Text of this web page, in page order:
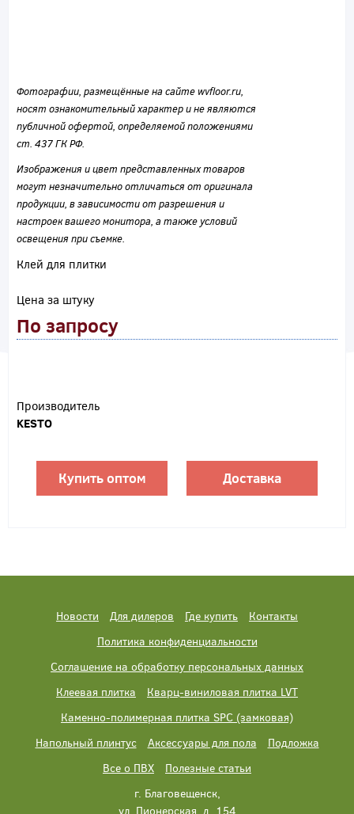
Фотографии, размещённые на сайте wvfloor.ru,
носят ознакомительный характер и не являются
публичной офертой, определяемой положениями
ст. 437 ГК РФ.
Изображения и цвет представленных товаров
могут незначительно отличаться от оригинала
продукции, в зависимости от разрешения и
настроек вашего монитора, а также условий
освещения при съемке.
Клей для плитки
Цена за штуку
По запросу
Производитель
KESTO
Купить оптом Доставка
Новости Для дилеров Где купить
Контакты
Политика конфиденциальности
Соглашение на обработку персональных данных
Клеевая плитка
Кварц-виниловая плитка LVT
Каменно-полимерная плитка SPC (замковая)
Напольный плинтус
Аксессуары для пола
Подложка
Все о ПВХ
Полезные статьи
г. Благовещенск,
ул. Пионерская, д. 154